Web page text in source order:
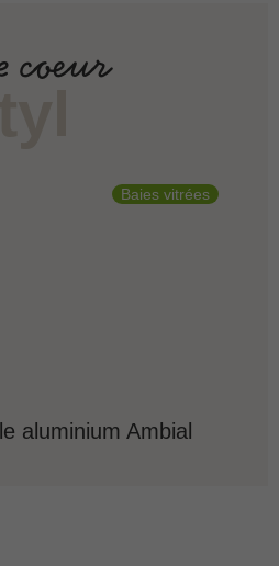
coeur
aluminium Ambial
Baies vitrées